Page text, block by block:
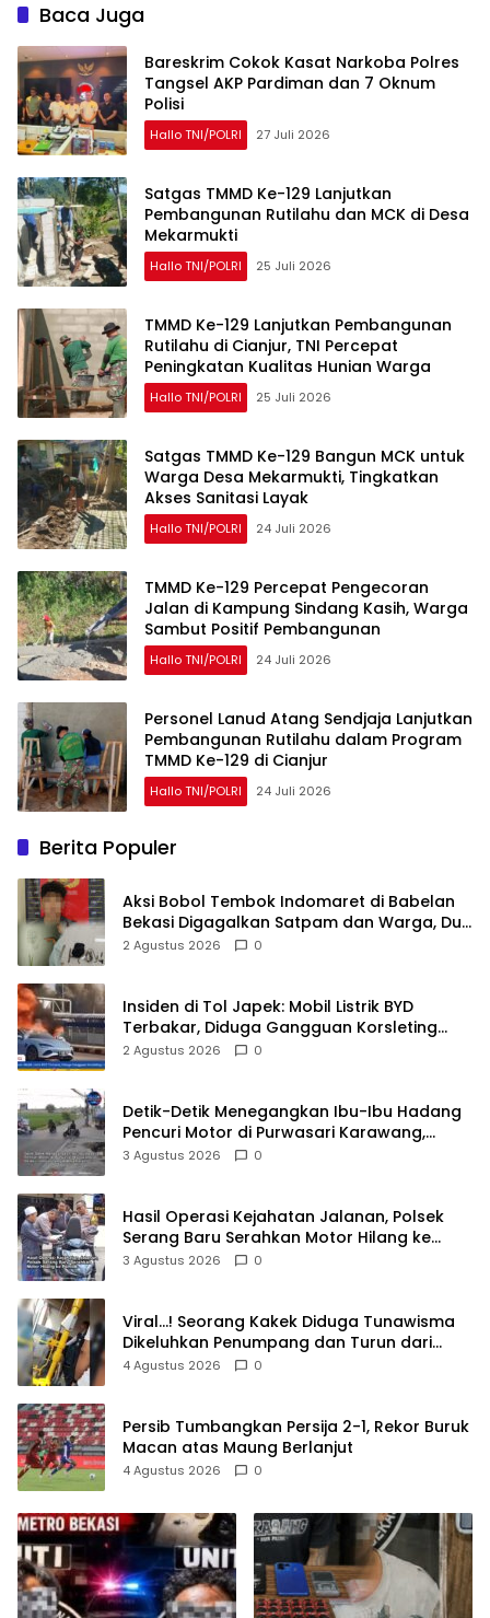
Baca Juga
Bareskrim Cokok Kasat Narkoba Polres
Tangsel AKP Pardiman dan 7 Oknum
Polisi
Hallo TNI/POLRI 27 Juli 2026
Satgas TMMD Ke-129 Lanjutkan
Pembangunan Rutilahu dan MCK di Desa
Mekarmukti
Hallo TNI/POLRI 25 Juli 2026
TMMD Ke-129 Lanjutkan Pembangunan
Rutilahu di Cianjur, TNI Percepat
Peningkatan Kualitas Hunian Warga
Hallo TNI/POLRI 25 Juli 2026
Satgas TMMD Ke-129 Bangun MCK untuk
Warga Desa Mekarmukti, Tingkatkan
Akses Sanitasi Layak
Hallo TNI/POLRI 24 Juli 2026
TMMD Ke-129 Percepat Pengecoran
Jalan di Kampung Sindang Kasih, Warga
Sambut Positif Pembangunan
Hallo TNI/POLRI 24 Juli 2026
Personel Lanud Atang Sendjaja Lanjutkan
Pembangunan Rutilahu dalam Program
TMMD Ke-129 di Cianjur
Hallo TNI/POLRI 24 Juli 2026
Berita Populer
Aksi Bobol Tembok Indomaret di Babelan
Bekasi Digagalkan Satpam dan Warga, Dua
Pelaku Diamankan
2 Agustus 2026 0
Insiden di Tol Japek: Mobil Listrik BYD
Terbakar, Diduga Gangguan Korsleting
Listrik
2 Agustus 2026 0
Detik-Detik Menegangkan Ibu-Ibu Hadang
Pencuri Motor di Purwasari Karawang,
Pelaku Lolos di Tengah Keramaian!
3 Agustus 2026 0
Hasil Operasi Kejahatan Jalanan, Polsek
Serang Baru Serahkan Motor Hilang ke
Pemilik
3 Agustus 2026 0
Viral…! Seorang Kakek Diduga Tunawisma
Dikeluhkan Penumpang dan Turun dari
TransJakarta Karena Bau Badan
4 Agustus 2026 0
Persib Tumbangkan Persija 2-1, Rekor Buruk
Macan atas Maung Berlanjut
4 Agustus 2026 0